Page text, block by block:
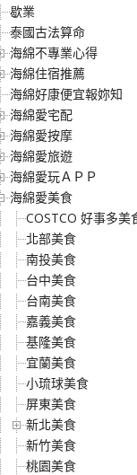
歇業
泰國古法算命
海綿不專業心得
海綿住宿推薦
海綿好康便宜報妳知
海綿愛宅配
海綿愛按摩
海綿愛旅遊
海綿愛玩ＡＰＰ
海綿愛美食
COSTCO 好事多美
北部美食
南投美食
台中美食
台南美食
嘉義美食
基隆美食
宜蘭美食
小琉球美食
屏東美食
新北美食
新竹美食
桃園美食